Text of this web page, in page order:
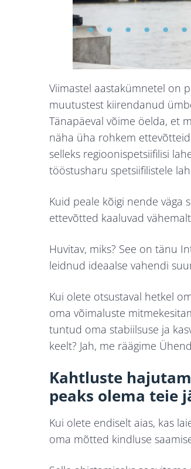
Viimastel aastakümnetel on
muutustest kiirendanud
Tänapäeval võime öelda, et
näha üha rohkem
selleks regioonispetsiifilisi
tööstusharu spetsiifilistele
Kuid peale kõigi nende väga
ettevõtted kaaluvad
Huvitav, miks? See on tänu
leidnud ideaalse vahendi
Kui olete otsustaval hetkel
oma võimaluste
tuntud oma stabiilsuse ja
keelt? Jah, me räägime
Kahtluste
peaks olema teie
Kui olete endiselt aias, kas
oma mõtted kindluse